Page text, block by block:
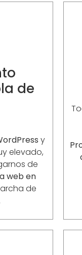
de
y
elevado,
de
web en
de